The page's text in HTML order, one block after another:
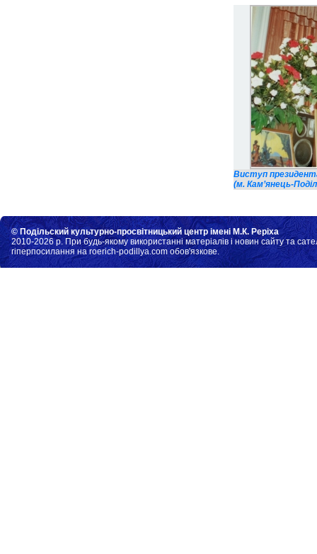
Виступ
(м. Кам’янець-
© Подільский культурно-просвітницький центр імені М.К. Реріха
2010-2026 р. При будь-якому використанні матеріалів і новин сайту та
гіперпосилання на roerich-podillya.com обов'язкове.